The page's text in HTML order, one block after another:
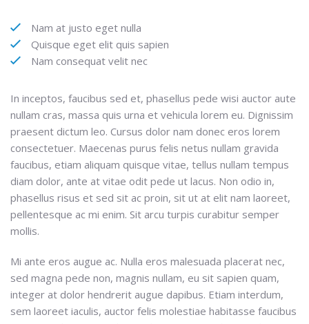
Nam at justo eget nulla
Quisque eget elit quis sapien
Nam consequat velit nec
In inceptos, faucibus sed et, phasellus pede wisi auctor aute
nullam cras, massa quis urna et vehicula lorem eu. Dignissim
praesent dictum leo. Cursus dolor nam donec eros lorem
consectetuer. Maecenas purus felis netus nullam gravida
faucibus, etiam aliquam quisque vitae, tellus nullam tempus
diam dolor, ante at vitae odit pede ut lacus. Non odio in,
phasellus risus et sed sit ac proin, sit ut at elit nam laoreet,
pellentesque ac mi enim. Sit arcu turpis curabitur semper
mollis.
Mi ante eros augue ac. Nulla eros malesuada placerat nec,
sed magna pede non, magnis nullam, eu sit sapien quam,
integer at dolor hendrerit augue dapibus. Etiam interdum,
sem laoreet iaculis, auctor felis molestiae habitasse faucibus